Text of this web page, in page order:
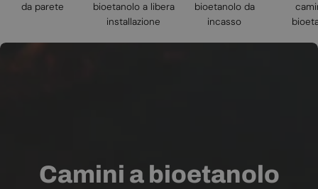
da parete
bioetanolo a libera
installazione
bioetanolo da
incasso
Camini a bioetanolo